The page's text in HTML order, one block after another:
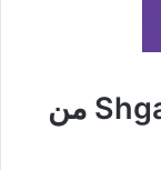
مميزات تحميل تطبيق Shgardi من